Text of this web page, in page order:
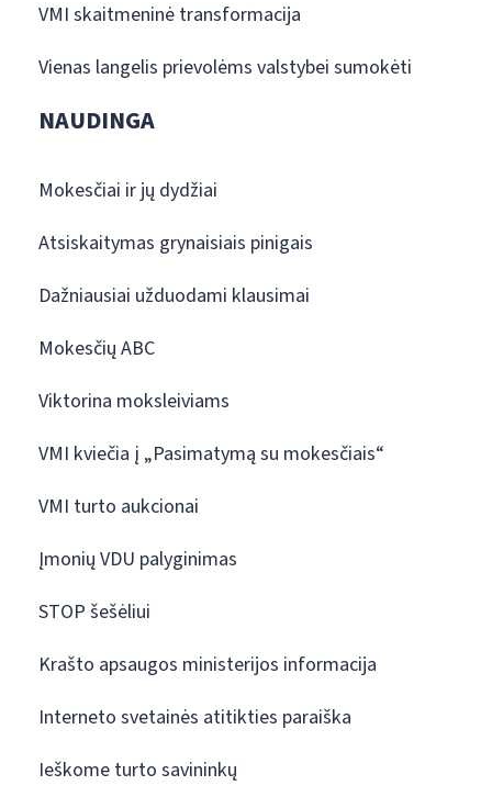
VMI skaitmeninė transformacija
Vienas langelis prievolėms valstybei sumokėti
NAUDINGA
Mokesčiai ir jų dydžiai
Atsiskaitymas grynaisiais pinigais
Dažniausiai užduodami klausimai
Mokesčių ABC
Viktorina moksleiviams
VMI kviečia į „Pasimatymą su mokesčiais“
VMI turto aukcionai
Įmonių VDU palyginimas
STOP šešėliui
Krašto apsaugos ministerijos informacija
Interneto svetainės atitikties paraiška
Ieškome turto savininkų